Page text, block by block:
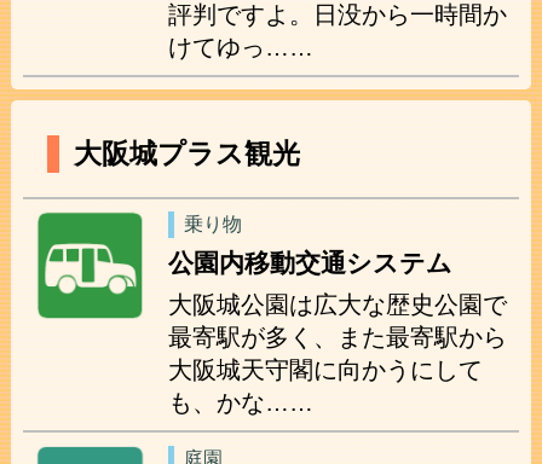
評判ですよ。日没から一時間か
けてゆっ……
大阪城プラス観光
乗り物
公園内移動交通システム
大阪城公園は広大な歴史公園で
最寄駅が多く、また最寄駅から
大阪城天守閣に向かうにして
も、かな……
庭園